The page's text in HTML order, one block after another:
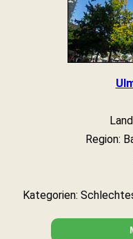
Region:
Kategorien: